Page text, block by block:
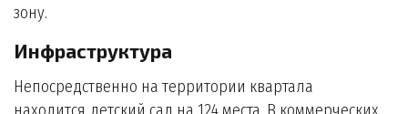
зону.
Инфраструктура
Непосредственно на территории квартала